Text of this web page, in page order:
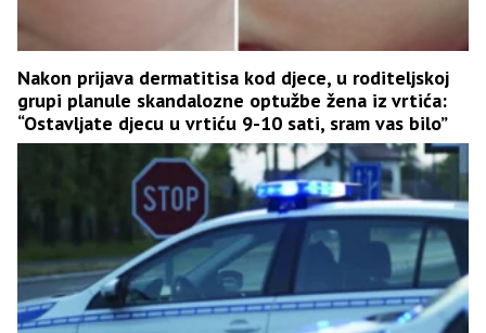
Nakon prijava dermatitisa kod djece, u roditeljskoj
grupi planule skandalozne optužbe žena iz vrtića:
“Ostavljate djecu u vrtiću 9-10 sati, sram vas bilo”